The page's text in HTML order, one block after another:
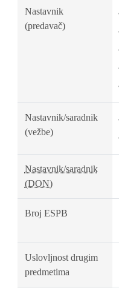
Nastavnik
(predavač)
Nastavnik/saradnik
(vežbe)
Nastavnik/saradnik
(DON)
Broj ESPB
Uslovljnost drugim
predmetima